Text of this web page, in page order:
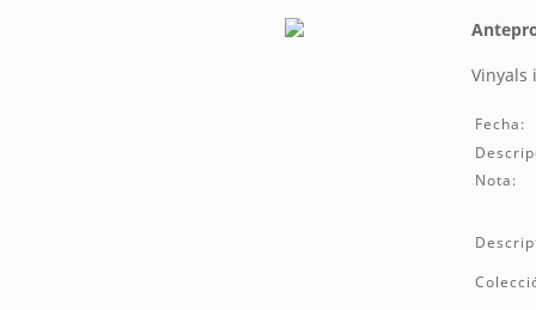
Vinyals
Fecha:
Nota: